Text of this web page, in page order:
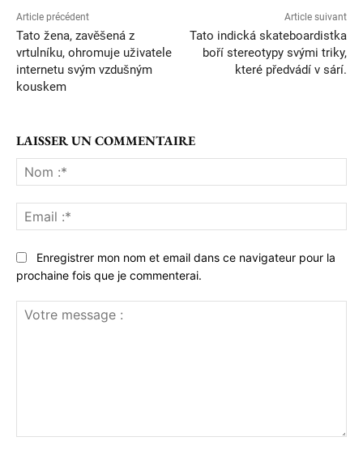
Article précédent
Tato žena, zavěšená z
vrtulníku, ohromuje uživatele
internetu svým vzdušným
kouskem
Article suivant
Tato indická skateboardistka
boří stereotypy svými triky,
které předvádí v sárí.
LAISSER UN COMMENTAIRE
:*
:*
Enregistrer mon nom et email dans ce navigateur pour la
prochaine fois que je commenterai.